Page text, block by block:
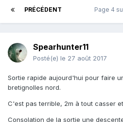
PRÉCÉDENT Page 4
Spearhunter11
Posté(e) le 27 août 2017
Sortie rapide aujourd'hui pour faire
bretignolles nord.
C'est pas terrible, 2m à tout casser
Consolation de la sortie une